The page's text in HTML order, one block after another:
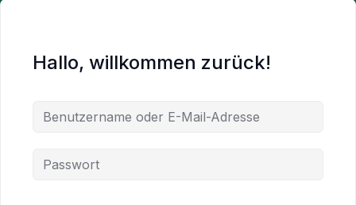
Hallo, willkommen zurück!